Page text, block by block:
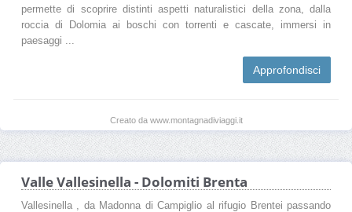
permette di scoprire distinti aspetti naturalistici della zona, dalla
roccia di Dolomia ai boschi con torrenti e cascate, immersi in
paesaggi ...
Approfondisci
Creato da www.montagnadiviaggi.it
Valle Vallesinella - Dolomiti Brenta
Vallesinella , da Madonna di Campiglio al rifugio Brentei passando